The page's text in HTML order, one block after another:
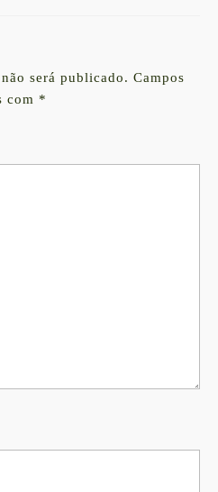
será publicado. Campos
com *